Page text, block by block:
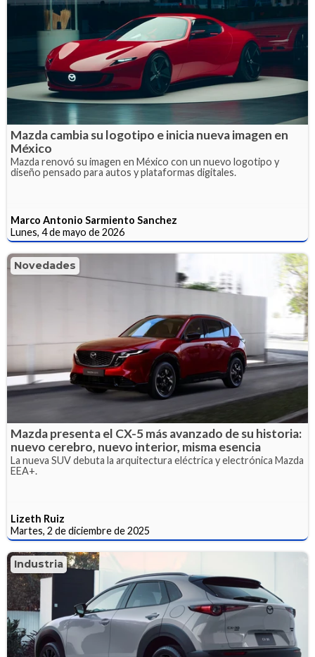
Mazda cambia su logotipo e inicia nueva imagen en
México
Mazda renovó su imagen en México con un nuevo logotipo y
diseño pensado para autos y plataformas digitales.
Marco Antonio Sarmiento Sanchez
Lunes, 4 de mayo de 2026
Novedades
Mazda presenta el CX-5 más avanzado de su historia:
nuevo cerebro, nuevo interior, misma esencia
La nueva SUV debuta la arquitectura eléctrica y electrónica Mazda
EEA+.
Lizeth Ruiz
Martes, 2 de diciembre de 2025
Industria